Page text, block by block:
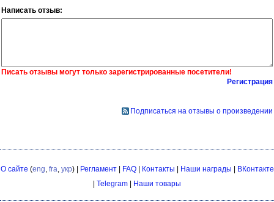
Написать отзыв:
Писать отзывы могут только зарегистрированные посетители!
Регистрация
Подписаться на отзывы о произведении
О сайте (eng fra укр) | Регламент| FAQ| Контакты | Наши награды | ВКонтакте
| Telegram | Наши товары